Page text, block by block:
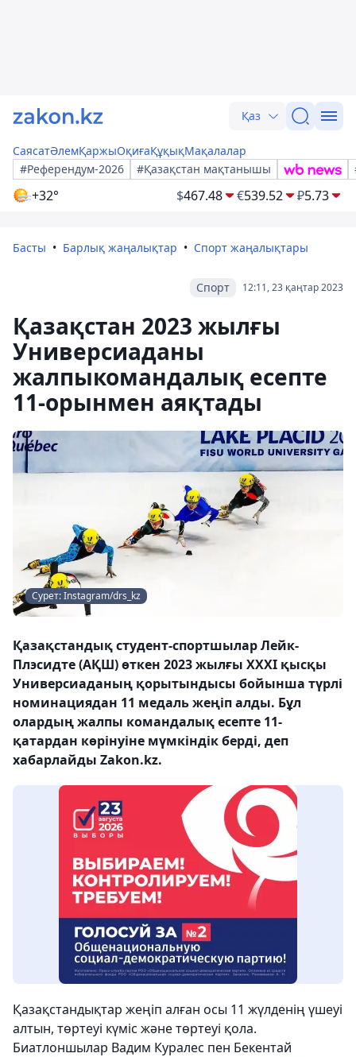
Қаз
СаясатӘлемҚаржыОқиғаҚұқықМақалалар
#Референдум-2026
#Қазақстан мақтанышы
+32° $467.48 €539.52 ₽5.73
Басты Барлық жаңалықтар Спорт жаңалықтары
12:11, 23 қаңтар 2023
Спорт
Қазақстан 2023 жылғы
Универсиаданы
жалпыкомандалық есепте
11-орынмен аяқтады
Сурет: Instagram/drs_kz
Қазақстандық студент-спортшылар Лейк-
Плэсидте (АҚШ) өткен 2023 жылғы ХХХI қысқы
Универсиаданың қорытындысы бойынша түрлі
номинациядан 11 медаль жеңіп алды. Бұл
олардың жалпы командалық есепте 11-
қатардан көрінуіне мүмкіндік берді, деп
хабарлайды Zakon.kz.
Қазақстандықтар жеңіп алған осы 11 жүлденің үшеуі
алтын, төртеуі күміс және төртеуі қола.
Биатлоншылар Вадим Куралес пен Бекентай